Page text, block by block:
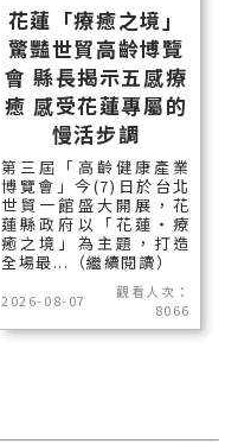
花蓮「療癒之境」
驚豔世貿高齡博覽
會 縣長揭示五感療
癒 感受花蓮專屬的
慢活步調
第三屆「高齡健康產業
博覽會」今(7)日於台北
世貿一館盛大開展，花
蓮縣政府以「花蓮‧療
癒之境」為主題，打造
全場最...（繼續閱讀）
2026-08-07
觀看人次：
8066